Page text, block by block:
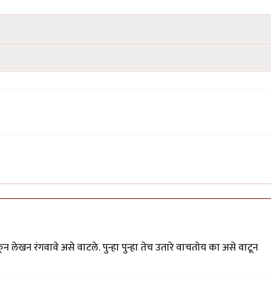
लेखन रंगवावे असे वाटले. पुन्हा पुन्हा तेच उतारे वाचतोय का असे वाटून